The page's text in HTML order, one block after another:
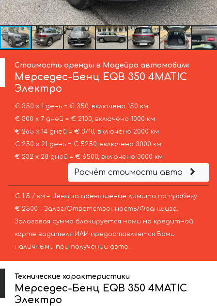
Стоимость аренды в Мадейра автомобиля
Мерседес-Бенц EQB 350 4MATIC
Электро
€ 350 х 1 день = € 350, включено 150 км
€ 300 х 7 дней = € 2100, включено 1000 км
€ 265 х 14 дней = € 3710, включено 2000 км
€ 250 х 21 день = € 5250, включено 3000 км
€ 232 х 28 дней = € 6500, включено 3000 км
Расчёт стоимости авто
€ 1.5 / км – Цена за превышение лимита по пробегу
€ 2500 – Залог/Ответственность/Франшиза.
Залоговая сумма блокируется нами на кредитной
карте водителя ИЛИ предоставляется Вами
наличными при получении авто.
Технические характеристики
Мерседес-Бенц EQB 350 4MATIC
Электро